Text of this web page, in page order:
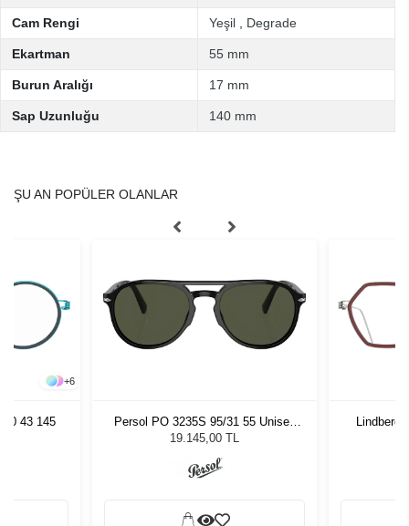
Cam Rengi Yeşil Degrade
Ekartman 55 mm
Burun Aralığı 17 mm
Sap Uzunluğu 140 mm
ŞU AN POPÜLER OLANLAR
+6
43 145
Persol PO 3235S 95/31 55 Unisex
Güneş Gözlüğü
19.145,00 TL
Lindberg